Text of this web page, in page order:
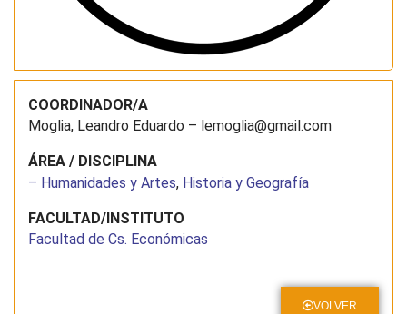
COORDINADOR/A
Moglia, Leandro Eduardo – lemoglia@gmail.com
ÁREA / DISCIPLINA
– Humanidades y Artes, Historia y Geografía
FACULTAD/INSTITUTO
Facultad de Cs. Económicas
VOLVER